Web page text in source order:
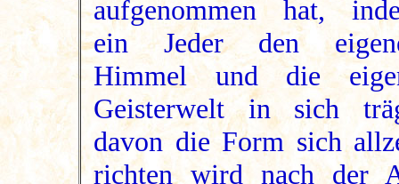
aufgenommen hat,
ein Jeder den
Himmel und die
Geisterwelt in sich
davon die Form sich
richten wird nach der